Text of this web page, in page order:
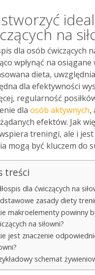
stworzyć
na
dla osób ćwiczących
wpłynąć na
dieta,
dla efektywności
regularność
dla osób aktywnych,
efektów. Jak
treningi, ale i
mogą być kluczem do
treści
dla ćwiczących na
zasady diety
makroelementy powinny
na siłowni?
jest znaczenie
schemat